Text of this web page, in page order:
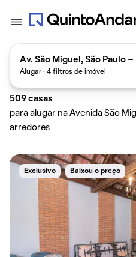
Av. São Miguel, São Paulo -
Alugar · 4 filtros de imóvel
509 casas
para alugar na Avenida São
arredores
Exclusivo Baixou o preço